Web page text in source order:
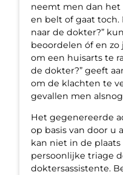
neemt men dan het
en belt of gaat toch.
naar de dokter?”
beoordelen óf en
om een huisarts te
de dokter?” geeft
om de klachten te
gevallen men
Het gegenereerde
op basis van door u
kan niet in de
persoonlijke triage
doktersassistente.